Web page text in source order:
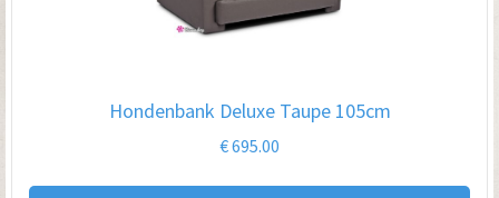
Hondenbank Deluxe Taupe 105cm
€695.00